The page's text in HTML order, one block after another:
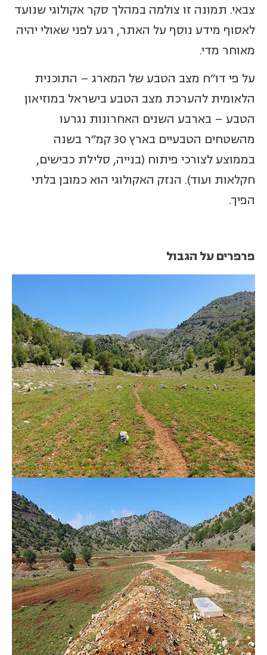
צבאי. תמונה זו צולמה במהלך סקר אקולוגי שנועד
לאסוף מידע נוסף על האתר, רגע לפני שאולי יהיה
מאוחר מדי.
על פי דו"ח מצב הטבע של המארג – התוכנית
הלאומית להערכת מצב הטבע בישראל במוזיאון
הטבע – בארבע השנים האחרונות נגרעו
מהשטחים הטבעיים בארץ 30 קמ"ר בשנה
בממוצע לצורכי פיתוח (בנייה, סלילת כבישים,
חקלאות ועוד). הנזק האקולוגי הוא כמובן בלתי
הפיך.
פרפרים על הגבול